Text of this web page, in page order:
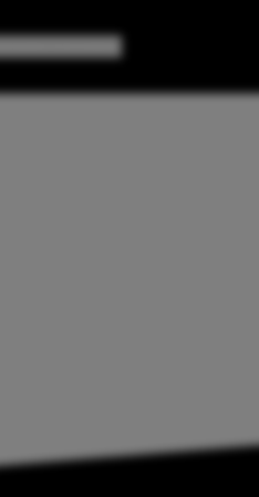
GEEK CULTURE